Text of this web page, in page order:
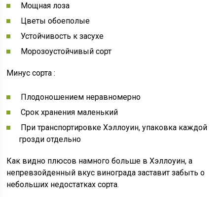
Мощная лоза
Цветы обоеполые
Устойчивость к засухе
Морозоустойчивый сорт
Минус сорта :
Плодоношением неравномерно
Срок хранения маленький
При транспортировке Хэллоуин, упаковка каждой
грозди отдельно
Как видно плюсов намного больше в Хэллоуин, а
непревзойденный вкус винограда заставит забыть о
небольших недостатках сорта.